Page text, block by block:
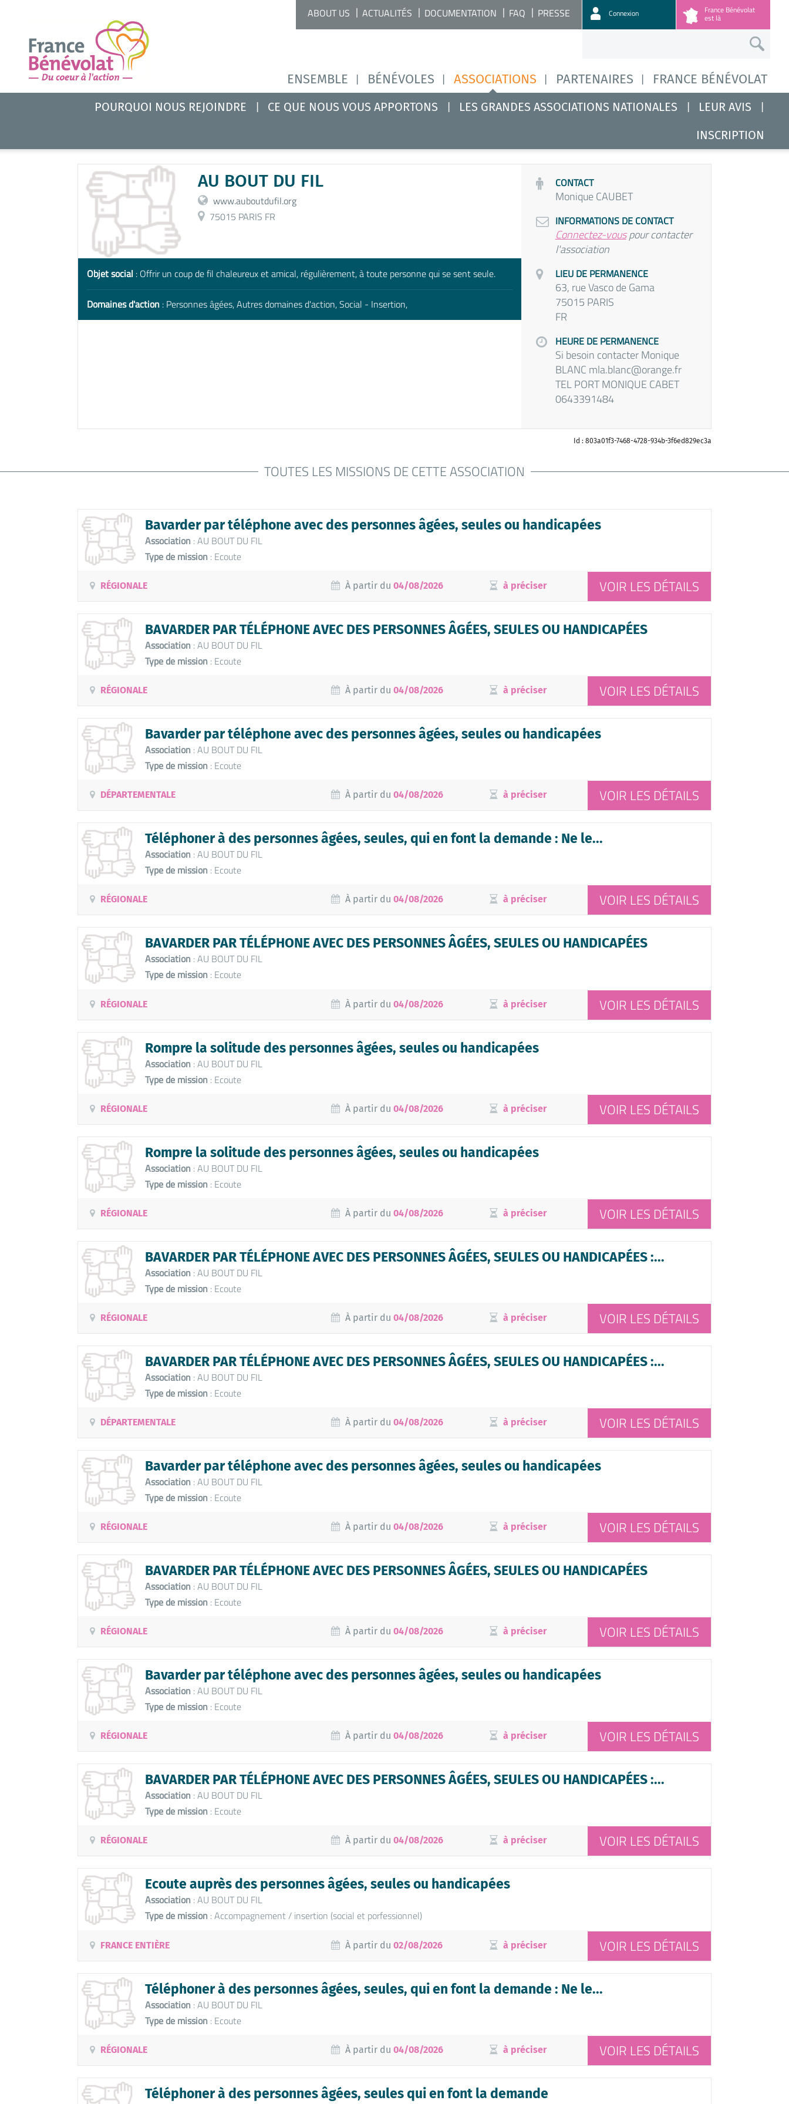
ENSEMBLE BÉNÉVOLES ASSOCIATIONS PARTENAIRES FRANCE BÉNÉVOLAT
ABOUT US ACTUALITÉS DOCUMENTATION FAQ PRESSE Connexion France Bénévolat
est là
POURQUOI NOUS REJOINDRE CE QUE NOUS VOUS APPORTONS LES GRANDES ASSOCIATIONS NATIONALES
LEUR AVIS
INSCRIPTION
AU BOUT DU FIL
www.auboutdufil.org
75015 PARIS FR
Objet social : Offrir un coup de fil chaleureux et amical, régulièrement, à toute personne qui se sent seule.
Domaines d'action : Personnes âgées, Autres domaines d'action, Social - Insertion,
CONTACT
Monique CAUBET
INFORMATIONS DE CONTACT
Connectez-vouspour contacter
l'association
LIEU DE PERMANENCE
63, rue Vasco de Gama
75015 PARIS
FR
HEURE DE PERMANENCE
Si besoin contacter Monique
BLANC mla.blanc@orange.fr
TEL PORT MONIQUE CABET
0643391484
Id : 803a01f3-7468-4728-934b-3f6ed829ec3a
TOUTES LES MISSIONS DE CETTE ASSOCIATION
Bavarder par téléphone avec des personnes âgées, seules ou handicapées
Association : AU BOUT DU FIL
Type de mission : Ecoute
RÉGIONALE À partir du04/08/2026 à préciser VOIR LES DÉTAILS
BAVARDER PAR TÉLÉPHONE AVEC DES PERSONNES ÂGÉES, SEULES OU HANDICAPÉES
Association : AU BOUT DU FIL
Type de mission : Ecoute
RÉGIONALE À partir du04/08/2026 à préciser VOIR LES DÉTAILS
Bavarder par téléphone avec des personnes âgées, seules ou handicapées
Association : AU BOUT DU FIL
Type de mission : Ecoute
DÉPARTEMENTALE À partir du04/08/2026 à préciser VOIR LES DÉTAILS
Téléphoner à des personnes âgées, seules, qui en font la demande : Ne le...
Association : AU BOUT DU FIL
Type de mission : Ecoute
RÉGIONALE À partir du04/08/2026 à préciser VOIR LES DÉTAILS
BAVARDER PAR TÉLÉPHONE AVEC DES PERSONNES ÂGÉES, SEULES OU HANDICAPÉES
Association : AU BOUT DU FIL
Type de mission : Ecoute
RÉGIONALE À partir du04/08/2026 à préciser VOIR LES DÉTAILS
Rompre la solitude des personnes âgées, seules ou handicapées
Association : AU BOUT DU FIL
Type de mission : Ecoute
RÉGIONALE À partir du04/08/2026 à préciser VOIR LES DÉTAILS
Rompre la solitude des personnes âgées, seules ou handicapées
Association : AU BOUT DU FIL
Type de mission : Ecoute
RÉGIONALE À partir du04/08/2026 à préciser VOIR LES DÉTAILS
BAVARDER PAR TÉLÉPHONE AVEC DES PERSONNES ÂGÉES, SEULES OU HANDICAPÉES :...
Association : AU BOUT DU FIL
Type de mission : Ecoute
RÉGIONALE À partir du04/08/2026 à préciser VOIR LES DÉTAILS
BAVARDER PAR TÉLÉPHONE AVEC DES PERSONNES ÂGÉES, SEULES OU HANDICAPÉES :...
Association : AU BOUT DU FIL
Type de mission : Ecoute
DÉPARTEMENTALE À partir du04/08/2026 à préciser VOIR LES DÉTAILS
Bavarder par téléphone avec des personnes âgées, seules ou handicapées
Association : AU BOUT DU FIL
Type de mission : Ecoute
RÉGIONALE À partir du04/08/2026 à préciser VOIR LES DÉTAILS
BAVARDER PAR TÉLÉPHONE AVEC DES PERSONNES ÂGÉES, SEULES OU HANDICAPÉES
Association : AU BOUT DU FIL
Type de mission : Ecoute
RÉGIONALE À partir du04/08/2026 à préciser VOIR LES DÉTAILS
Bavarder par téléphone avec des personnes âgées, seules ou handicapées
Association : AU BOUT DU FIL
Type de mission : Ecoute
RÉGIONALE À partir du04/08/2026 à préciser VOIR LES DÉTAILS
BAVARDER PAR TÉLÉPHONE AVEC DES PERSONNES ÂGÉES, SEULES OU HANDICAPÉES :...
Association : AU BOUT DU FIL
Type de mission : Ecoute
RÉGIONALE À partir du04/08/2026 à préciser VOIR LES DÉTAILS
Ecoute auprès des personnes âgées, seules ou handicapées
Association : AU BOUT DU FIL
Type de mission : Accompagnement / insertion (social et porfessionnel)
FRANCE ENTIÈRE À partir du02/08/2026 à préciser VOIR LES DÉTAILS
Téléphoner à des personnes âgées, seules, qui en font la demande : Ne le...
Association : AU BOUT DU FIL
Type de mission : Ecoute
RÉGIONALE À partir du04/08/2026 à préciser VOIR LES DÉTAILS
Téléphoner à des personnes âgées, seules qui en font la demande